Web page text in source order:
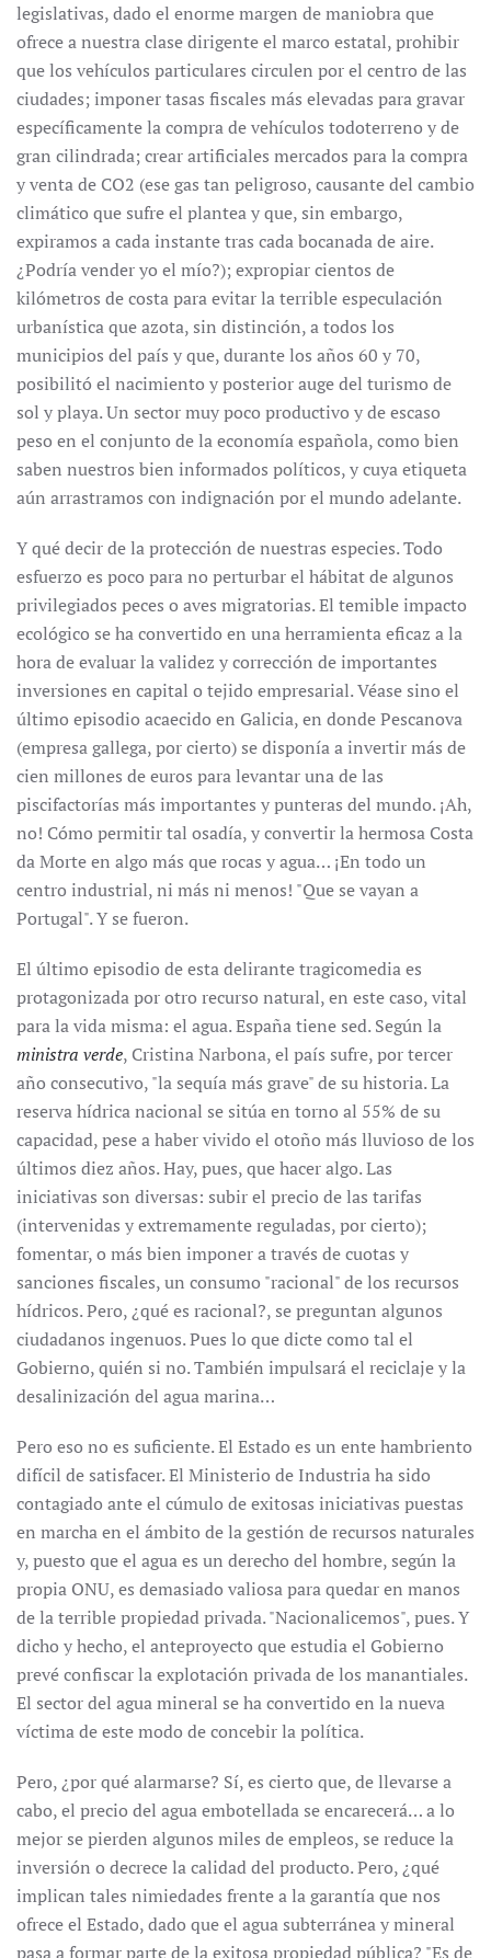
legislativas, dado el enorme margen de maniobra que
ofrece a nuestra clase dirigente el marco estatal, prohibir
que los vehículos particulares circulen por el centro de las
ciudades; imponer tasas fiscales más elevadas para gravar
específicamente la compra de vehículos todoterreno y de
gran cilindrada; crear artificiales mercados para la compra
y venta de CO2 (ese gas tan peligroso, causante del cambio
climático que sufre el plantea y que, sin embargo,
expiramos a cada instante tras cada bocanada de aire.
¿Podría vender yo el mío?); expropiar cientos de
kilómetros de costa para evitar la terrible especulación
urbanística que azota, sin distinción, a todos los
municipios del país y que, durante los años 60 y 70,
posibilitó el nacimiento y posterior auge del turismo de
sol y playa. Un sector muy poco productivo y de escaso
peso en el conjunto de la economía española, como bien
saben nuestros bien informados políticos, y cuya etiqueta
aún arrastramos con indignación por el mundo adelante.
Y qué decir de la protección de nuestras especies. Todo
esfuerzo es poco para no perturbar el hábitat de algunos
privilegiados peces o aves migratorias. El temible impacto
ecológico se ha convertido en una herramienta eficaz a la
hora de evaluar la validez y corrección de importantes
inversiones en capital o tejido empresarial. Véase sino el
último episodio acaecido en Galicia, en donde Pescanova
(empresa gallega, por cierto) se disponía a invertir más de
cien millones de euros para levantar una de las
piscifactorías más importantes y punteras del mundo. ¡Ah,
no! Cómo permitir tal osadía, y convertir la hermosa Costa
da Morte en algo más que rocas y agua… ¡En todo un
centro industrial, ni más ni menos! "Que se vayan a
Portugal". Y se fueron.
El último episodio de esta delirante tragicomedia es
protagonizada por otro recurso natural, en este caso, vital
para la vida misma: el agua. España tiene sed. Según la
ministra verde, Cristina Narbona, el país sufre, por tercer
año consecutivo, "la sequía más grave" de su historia. La
reserva hídrica nacional se sitúa en torno al 55% de su
capacidad, pese a haber vivido el otoño más lluvioso de los
últimos diez años. Hay, pues, que hacer algo. Las
iniciativas son diversas: subir el precio de las tarifas
(intervenidas y extremamente reguladas, por cierto);
fomentar, o más bien imponer a través de cuotas y
sanciones fiscales, un consumo "racional" de los recursos
hídricos. Pero, ¿qué es racional?, se preguntan algunos
ciudadanos ingenuos. Pues lo que dicte como tal el
Gobierno, quién si no. También impulsará el reciclaje y la
desalinización del agua marina…
Pero eso no es suficiente. El Estado es un ente hambriento
difícil de satisfacer. El Ministerio de Industria ha sido
contagiado ante el cúmulo de exitosas iniciativas puestas
en marcha en el ámbito de la gestión de recursos naturales
y, puesto que el agua es un derecho del hombre, según la
propia ONU, es demasiado valiosa para quedar en manos
de la terrible propiedad privada. "Nacionalicemos", pues. Y
dicho y hecho, el anteproyecto que estudia el Gobierno
prevé confiscar la explotación privada de los manantiales.
El sector del agua mineral se ha convertido en la nueva
víctima de este modo de concebir la política.
Pero, ¿por qué alarmarse? Sí, es cierto que, de llevarse a
cabo, el precio del agua embotellada se encarecerá… a lo
mejor se pierden algunos miles de empleos, se reduce la
inversión o decrece la calidad del producto. Pero, ¿qué
implican tales nimiedades frente a la garantía que nos
ofrece el Estado, dado que el agua subterránea y mineral
pasa a formar parte de la exitosa propiedad pública? "Es de